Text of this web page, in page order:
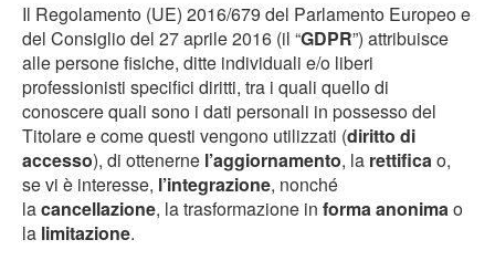
Il Regolamento (UE) 2016/679 del Parlamento Europeo e
del Consiglio del 27 aprile 2016 (il “GDPR”) attribuisce
alle persone fisiche, ditte individuali e/o liberi
professionisti specifici diritti, tra i quali quello di
conoscere quali sono i dati personali in possesso del
Titolare e come questi vengono utilizzati (diritto di
accesso), di ottenerne l’aggiornamento, la rettificao,
se vi è interesse, l’integrazione, nonché
lacancellazione, la trasformazione in forma anonimao
la limitazione.